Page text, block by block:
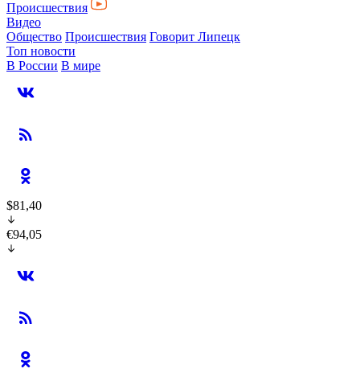
Происшествия
Видео
Общество Происшествия Говорит Липецк
Топ новости
В России В мире
$81,40
€94,05